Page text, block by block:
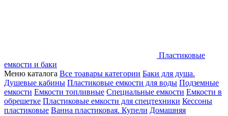
Пластиковые
емкости и баки
Меню каталога Все тоавары категории Баки для душа.
Душевые кабины Пластиковые емкости для воды Подземные
емкости Емкости топливные Специальные емкости Емкости в
обрешетке Пластиковые емкости для спецтехники Кессоны
пластиковые Ванна пластиковая. Купели Домашняя